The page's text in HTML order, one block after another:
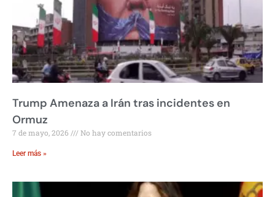
Trump Amenaza a Irán tras incidentes en
Ormuz
7 de mayo, 2026 No hay comentarios
Leer más »